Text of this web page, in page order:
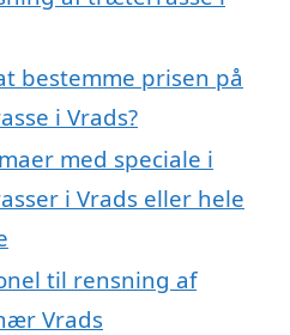
bestemme prisen på
i Vrads?
med speciale i
i Vrads eller hele
til rensning af
Vrads